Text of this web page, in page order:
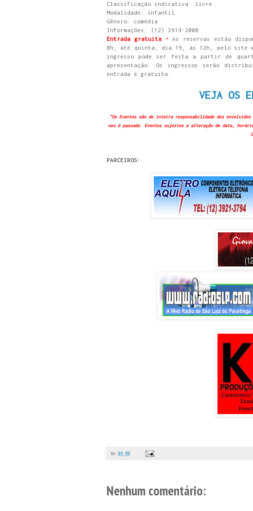
Classificação indicativa: livre
Modalidade: infantil
Gênero: comédia
Informações: (12) 3919-2000
Entrada gratuita –As reservas estão
8h, até quinta, dia 19, às 12h, pelo site
ingresso pode ser feita a partir de
apresentação. Os ingressos serão
entrada é gratuita.
VEJA OS
"Os Eventos são de inteira responsabilidade dos
nos é passado. Eventos sujeitos a alteração de data,
PARCEIROS:
às 08:00
Nenhum comentário: